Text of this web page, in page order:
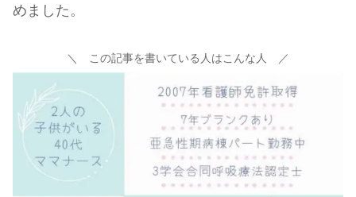
めました。
＼ この記事を書いている人はこんな人 ／